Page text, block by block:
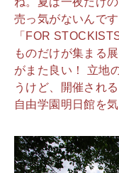
売っ気がないんで
「FOR
ものだけが集まる
がまた良い！ 立地
うけど、開催され
自由学園明日館を